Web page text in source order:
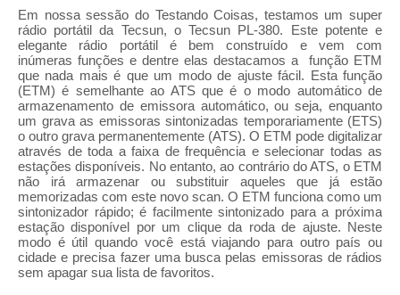
Em nossa sessão do Testando Coisas, testamos um super
rádio portátil da Tecsun, o Tecsun PL-380. Este potente e
elegante rádio portátil é bem construído e vem com
inúmeras funções e dentre elas destacamos a função ETM
que nada mais é que um modo de ajuste fácil. Esta função
(ETM) é semelhante ao ATS que é o modo automático de
armazenamento de emissora automático, ou seja, enquanto
um grava as emissoras sintonizadas temporariamente (ETS)
o outro grava permanentemente (ATS). O ETM pode digitalizar
através de toda a faixa de frequência e selecionar todas as
estações disponíveis. No entanto, ao contrário do ATS, o ETM
não irá armazenar ou substituir aqueles que já estão
memorizadas com este novo scan. O ETM funciona como um
sintonizador rápido; é facilmente sintonizado para a próxima
estação disponível por um clique da roda de ajuste. Neste
modo é útil quando você está viajando para outro país ou
cidade e precisa fazer uma busca pelas emissoras de rádios
sem apagar sua lista de favoritos.